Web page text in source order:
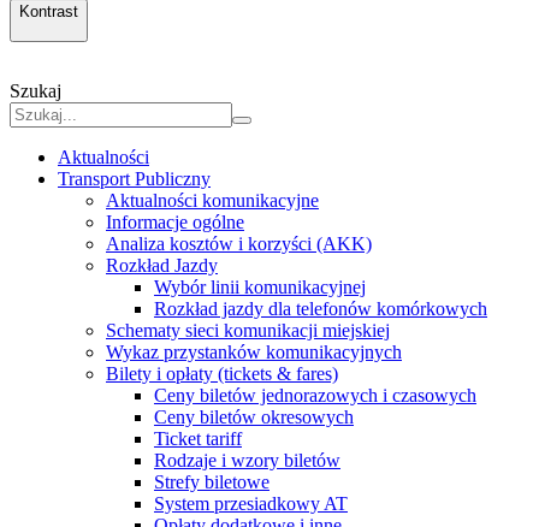
Kontrast
Szukaj
Aktualności
Transport Publiczny
Aktualności komunikacyjne
Informacje ogólne
Analiza kosztów i korzyści (AKK)
Rozkład Jazdy
Wybór linii komunikacyjnej
Rozkład jazdy dla telefonów komórkowych
Schematy sieci komunikacji miejskiej
Wykaz przystanków komunikacyjnych
Bilety i opłaty (tickets & fares)
Ceny biletów jednorazowych i czasowych
Ceny biletów okresowych
Ticket tariff
Rodzaje i wzory biletów
Strefy biletowe
System przesiadkowy AT